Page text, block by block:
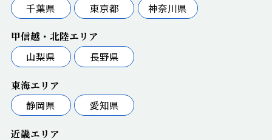
千葉県
東京都 神奈川県
甲信越・北陸エリア
山梨県
長野県
東海エリア
静岡県
愛知県
近畿エリア